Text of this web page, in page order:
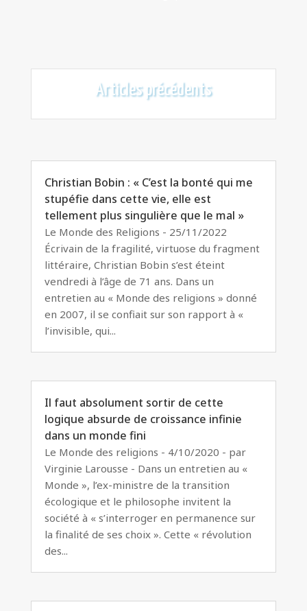
Articles précédents
Christian Bobin : « C’est la bonté qui me
stupéfie dans cette vie, elle est
tellement plus singulière que le mal »
Le Monde des Religions - 25/11/2022
Écrivain de la fragilité, virtuose du fragment
littéraire, Christian Bobin s’est éteint
vendredi à l’âge de 71 ans. Dans un
entretien au « Monde des religions » donné
en 2007, il se confiait sur son rapport à «
l’invisible, qui...
Il faut absolument sortir de cette
logique absurde de croissance infinie
dans un monde fini
Le Monde des religions - 4/10/2020 - par
Virginie Larousse - Dans un entretien au «
Monde », l’ex-ministre de la transition
écologique et le philosophe invitent la
société à « s’interroger en permanence sur
la finalité de ses choix ». Cette « révolution
des...